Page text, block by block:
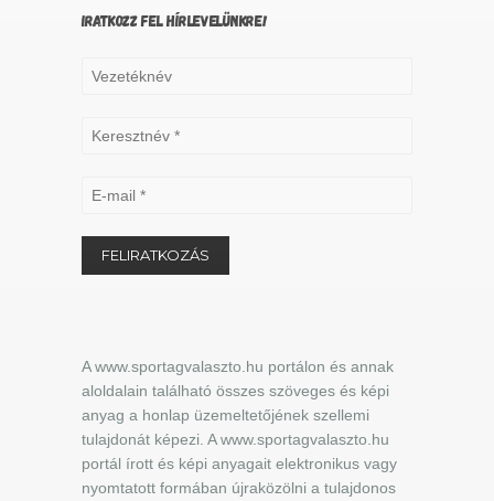
IRATKOZZ FEL HÍRLEVELÜNKRE!
A www.sportagvalaszto.hu portálon és annak
aloldalain található összes szöveges és képi
anyag a honlap üzemeltetőjének szellemi
tulajdonát képezi. A www.sportagvalaszto.hu
portál írott és képi anyagait elektronikus vagy
nyomtatott formában újraközölni a tulajdonos